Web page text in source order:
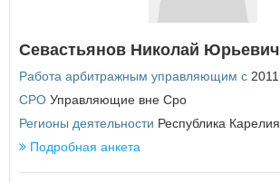
Севастьянов Николай Юрьевич
Работа арбитражным управляющим с 2011
СРО Управляющие вне Сро
Регионы деятельности Республика Карелия
Подробная анкета